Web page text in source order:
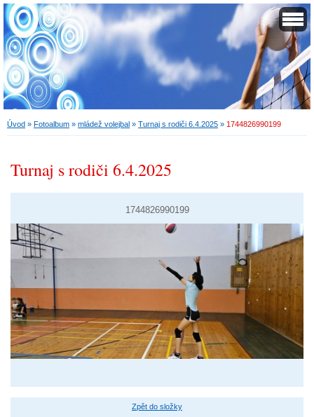
Úvod » Fotoalbum » mládež volejbal » Turnaj s rodiči 6.4.2025 » 1744826990199
Turnaj s rodiči 6.4.2025
1744826990199
Zpět do složky